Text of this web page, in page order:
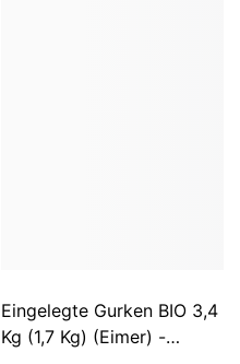
Eingelegte Gurken BIO 3,4
Kg (1,7 Kg) (Eimer) -